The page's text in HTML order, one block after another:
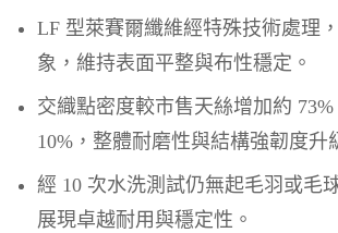
LF 型萊賽爾纖維經特殊技術處理
象，維持表面平整與布性穩定。
交織點密度較市售天絲增加約
10%，整體耐磨性與結構強韌度升
經 10 次水洗測試仍無起毛羽或毛
展現卓越耐用與穩定性。